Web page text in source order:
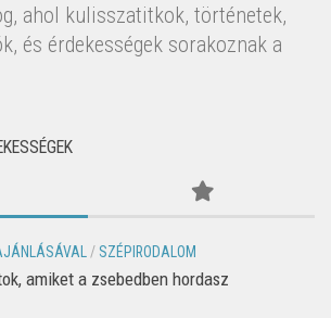
ahol kulisszatitkok, történetek,
és érdekességek sorakoznak a
/ SZÉPIRODALOM
amiket a zsebedben hordasz